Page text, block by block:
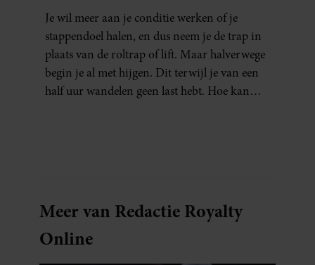
NIET AAN JE CONDITIE)
Je wil meer aan je conditie werken of je
stappendoel halen, en dus neem je de trap in
plaats van de roltrap of lift. Maar halverwege
begin je al met hijgen. Dit terwijl je van een
half uur wandelen geen last hebt. Hoe kan
Meer van Redactie Royalty
Online